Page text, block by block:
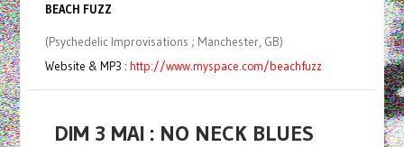
BEACH FUZZ
(Psychedelic Improvisations ; Manchester, GB)
Website & MP3 : http://www.myspace.com/beachfuzz
DIM 3 MAI : NO NECK BLUES